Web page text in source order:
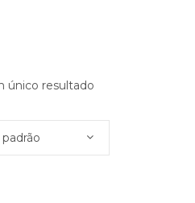
único resultado